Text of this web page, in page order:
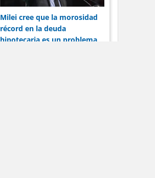
Milei cree que la morosidad
récord en la deuda
hipotecaria es un problema